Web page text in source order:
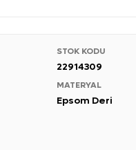
STOK KODU
22914309
MATERYAL
Epsom Deri